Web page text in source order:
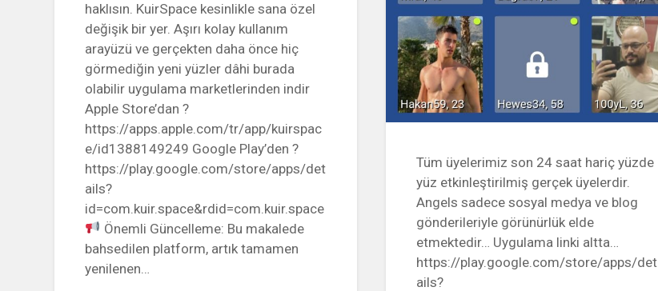
haklısın. KuirSpace kesinlikle sana özel
değişik bir yer. Aşırı kolay kullanım
arayüzü ve gerçekten daha önce hiç
görmediğin yeni yüzler dâhi burada
olabilir uygulama marketlerinden indir
Apple Store’dan ?
https://apps.apple.com/tr/app/kuirspac
e/id1388149249 Google Play’den ?
https://play.google.com/store/apps/det
ails?
id=com.kuir.space&rdid=com.kuir.space
Önemli Güncelleme: Bu makalede
bahsedilen platform, artık tamamen
yenilenen…
Tüm üyelerimiz son 24 saat hariç yüzde
yüz etkinleştirilmiş gerçek üyelerdir.
Angels sadece sosyal medya ve blog
gönderileriyle görünürlük elde
etmektedir… Uygulama linki altta…
https://play.google.com/store/apps/det
ails?